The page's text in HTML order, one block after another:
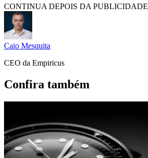
CONTINUA DEPOIS DA PUBLICIDADE
Caio Mesquita
CEO da Empiricus
Confira também